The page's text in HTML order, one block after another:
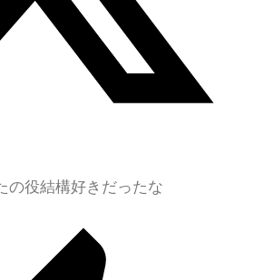
の役結構好きだったな